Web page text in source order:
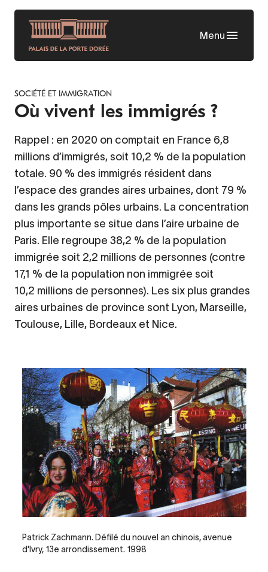
Aller
contenu
principal
Menu
SOCIÉTÉ ET IMMIGRATION
Où vivent les immigrés ?
Rappel : en 2020 on comptait en France 6,8
millions d’immigrés, soit 10,2 % de la population
totale. 90 % des immigrés résident dans
l’espace des grandes aires urbaines, dont 79 %
dans les grands pôles urbains. La concentration
plus importante se situe dans l’aire urbaine de
Paris. Elle regroupe 38,2 % de la population
immigrée soit 2,2 millions de personnes (contre
17,1 % de la population non immigrée soit
10,2 millions de personnes). Les six plus grandes
aires urbaines de province sont Lyon, Marseille,
Toulouse, Lille, Bordeaux et Nice.
Legende
Patrick Zachmann. Défilé du nouvel an chinois, avenue
d'Ivry, 13e arrondissement. 1998